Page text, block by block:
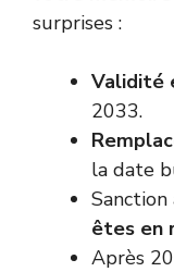
surprises :
Validité
2033.
la date
êtes en
Après